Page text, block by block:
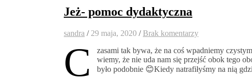
Jeż- pomoc dydaktyczna
sandra / 29 maja, 2020 / Brak komentarzy
C
zasami tak bywa, że na coś wpadniemy
wiemy, że nie uda nam się przejść obok tego
było podobnie 😊Kiedy natrafiłyśmy na nią